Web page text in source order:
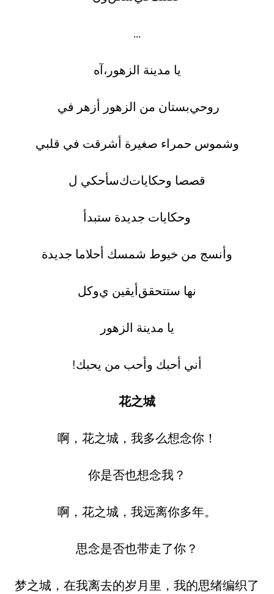
...
آه، يا مدينة الزهور
بستان من الزهور أزهر فيروحي
وشموس حمراء صغيرة أشرقت في قلبي
سأحكي لكقصصا وحكايات
وحكايات جديدة ستبدأ
وأنسج من خيوط شمسك أحلاما جديدة
وكلي يقينأنها ستتحقق
يا مدينة الزهور
أني أحبك وأحب من يحبك!
花之城
啊，花之城，我多么想念你！
你是否也想念我？
啊，花之城，我远离你多年。
思念是否也带走了你？
梦之城，在我离去的岁月里，我的思绪编织了